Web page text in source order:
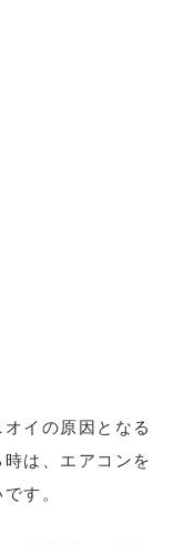
イの原因となる
は、エアコンを
す。